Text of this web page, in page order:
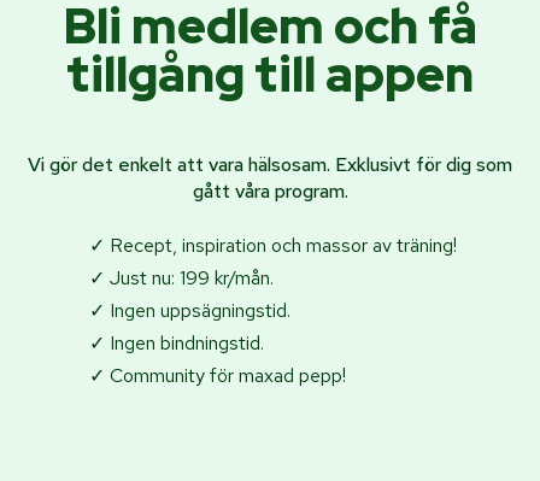
Bli medlem och få
tillgång till appen
Vi gör det enkelt att vara hälsosam. Exklusivt för dig som
gått våra program.
✓ Recept, inspiration och massor av träning!
✓ Just nu: 199 kr/mån.
✓ Ingen uppsägningstid.
✓ Ingen bindningstid.
✓ Community för maxad pepp!